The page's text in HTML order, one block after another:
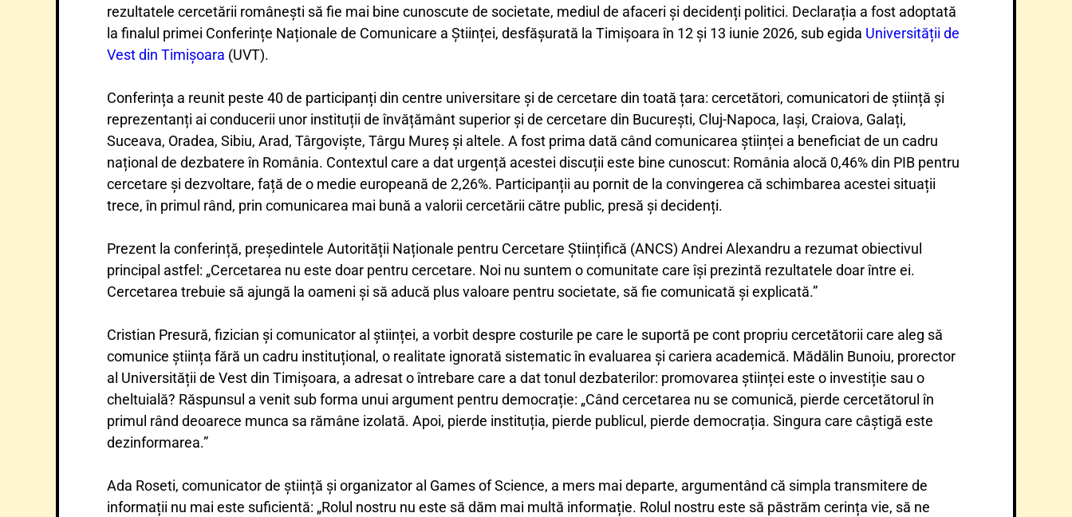
rezultatele cercetării românești să fie mai bine cunoscute de societate, mediul de afaceri și decidenți politici. Declarația a fost adoptată
la finalul primei Conferințe Naționale de Comunicare a Științei, desfășurată la Timișoara în 12 și 13 iunie 2026, sub egida Universității de
Vest din Timișoara (UVT).
Conferința a reunit peste 40 de participanți din centre universitare și de cercetare din toată țara: cercetători, comunicatori de știință și
reprezentanți ai conducerii unor instituții de învățământ superior și de cercetare din București, Cluj-Napoca, Iași, Craiova, Galați,
Suceava, Oradea, Sibiu, Arad, Târgoviște, Târgu Mureș și altele. A fost prima dată când comunicarea științei a beneficiat de un cadru
național de dezbatere în România. Contextul care a dat urgență acestei discuții este bine cunoscut: România alocă 0,46% din PIB pentru
cercetare și dezvoltare, față de o medie europeană de 2,26%. Participanții au pornit de la convingerea că schimbarea acestei situații
trece, în primul rând, prin comunicarea mai bună a valorii cercetării către public, presă și decidenți.
Prezent la conferință, președintele Autorității Naționale pentru Cercetare Științifică (ANCS) Andrei Alexandru a rezumat obiectivul
principal astfel: „Cercetarea nu este doar pentru cercetare. Noi nu suntem o comunitate care își prezintă rezultatele doar între ei.
Cercetarea trebuie să ajungă la oameni și să aducă plus valoare pentru societate, să fie comunicată și explicată.”
Cristian Presură, fizician și comunicator al științei, a vorbit despre costurile pe care le suportă pe cont propriu cercetătorii care aleg să
comunice știința fără un cadru instituțional, o realitate ignorată sistematic în evaluarea și cariera academică. Mădălin Bunoiu, prorector
al Universității de Vest din Timișoara, a adresat o întrebare care a dat tonul dezbaterilor: promovarea științei este o investiție sau o
cheltuială? Răspunsul a venit sub forma unui argument pentru democrație: „Când cercetarea nu se comunică, pierde cercetătorul în
primul rând deoarece munca sa rămâne izolată. Apoi, pierde instituția, pierde publicul, pierde democrația. Singura care câștigă este
dezinformarea.”
Ada Roseti, comunicator de știință și organizator al Games of Science, a mers mai departe, argumentând că simpla transmitere de
informații nu mai este suficientă: „Rolul nostru nu este să dăm mai multă informație. Rolul nostru este să păstrăm cerința vie, să ne